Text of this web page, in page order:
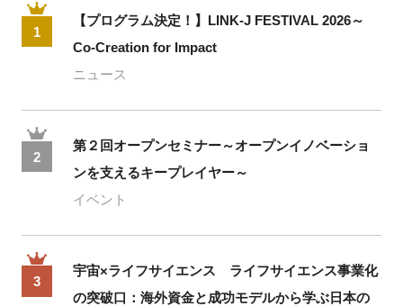
1
【プログラム決定！】LINK-J FESTIVAL 2026～
Co-Creation for Impact
ニュース
2
第２回オープンセミナー～オープンイノベーショ
ンを支えるキープレイヤー～
イベント
3
宇宙×ライフサイエンス ライフサイエンス事業化
の突破口：海外資金と成功モデルから学ぶ日本の